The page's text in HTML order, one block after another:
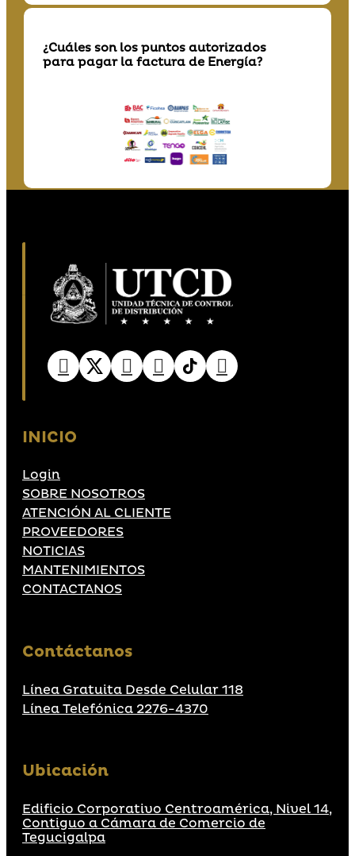
¿Cuáles son los puntos autorizados
para pagar la factura de Energía?
INICIO
Login
SOBRE NOSOTROS
ATENCIÓN AL CLIENTE
PROVEEDORES
NOTICIAS
MANTENIMIENTOS
CONTACTANOS
Contáctanos
Línea Gratuita Desde Celular 118
Línea Telefónica 2276-4370
Ubicación
Edificio Corporativo Centroamérica, Nivel 14,
Contiguo a Cámara de Comercio de
Tegucigalpa